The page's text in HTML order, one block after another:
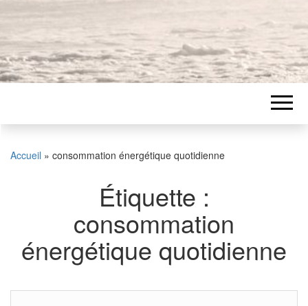
Accueil » consommation énergétique quotidienne
Étiquette :
consommation
énergétique quotidienne